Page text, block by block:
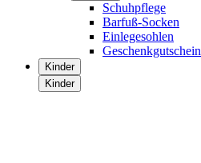
Schuhpflege
Barfuß-Socken
Einlegesohlen
Geschenkgutschein
Kinder
Kinder